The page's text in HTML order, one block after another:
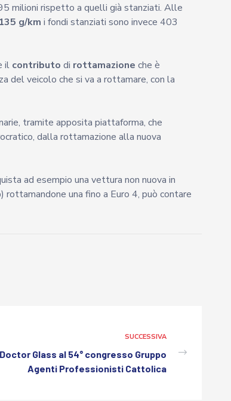
milioni rispetto a quelli già stanziati. Alle
g/km i fondi stanziati sono invece 403
il contributo di rottamazione che è
del veicolo che si va a rottamare, con la
tramite apposita piattaforma, che
dalla rottamazione alla nuova
ad esempio una vettura non nuova in
una fino a Euro 4, può contare
SUCCESSIVA
Doctor Glass al 54° congresso Gruppo
Agenti Professionisti Cattolica